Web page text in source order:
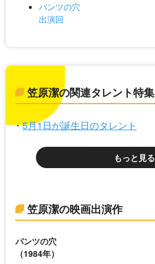
パンツの穴
出演回
笠原潔の関連タレント特集
5月1日が誕生日のタレント
もっと見る
笠原潔の映画出演作
パンツの穴
（1984年）